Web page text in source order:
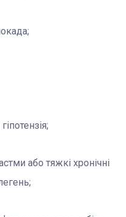
або тяжкі хронічні